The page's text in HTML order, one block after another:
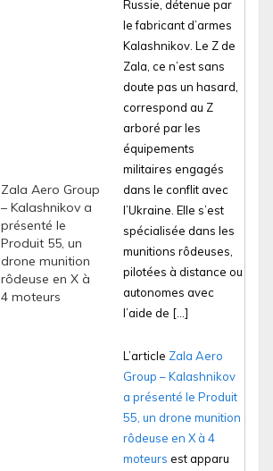
Zala Aero Group
– Kalashnikov a
présenté le
Produit 55, un
drone munition
rôdeuse en X à
4 moteurs
Russie, détenue par
le fabricant d’armes
Kalashnikov. Le Z de
Zala, ce n’est sans
doute pas un hasard,
correspond au Z
arboré par les
équipements
militaires engagés
dans le conflit avec
l’Ukraine. Elle s’est
spécialisée dans les
munitions rôdeuses,
pilotées à distance ou
autonomes avec
l’aide de […]
L’article Zala Aero
Group – Kalashnikov
a présenté le Produit
55, un drone munition
rôdeuse en X à 4
moteurs est apparu